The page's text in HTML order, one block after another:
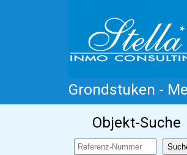
Grondstuken -
Costa Blanca
Nieuwbouw Informatie
Objekt-Suche